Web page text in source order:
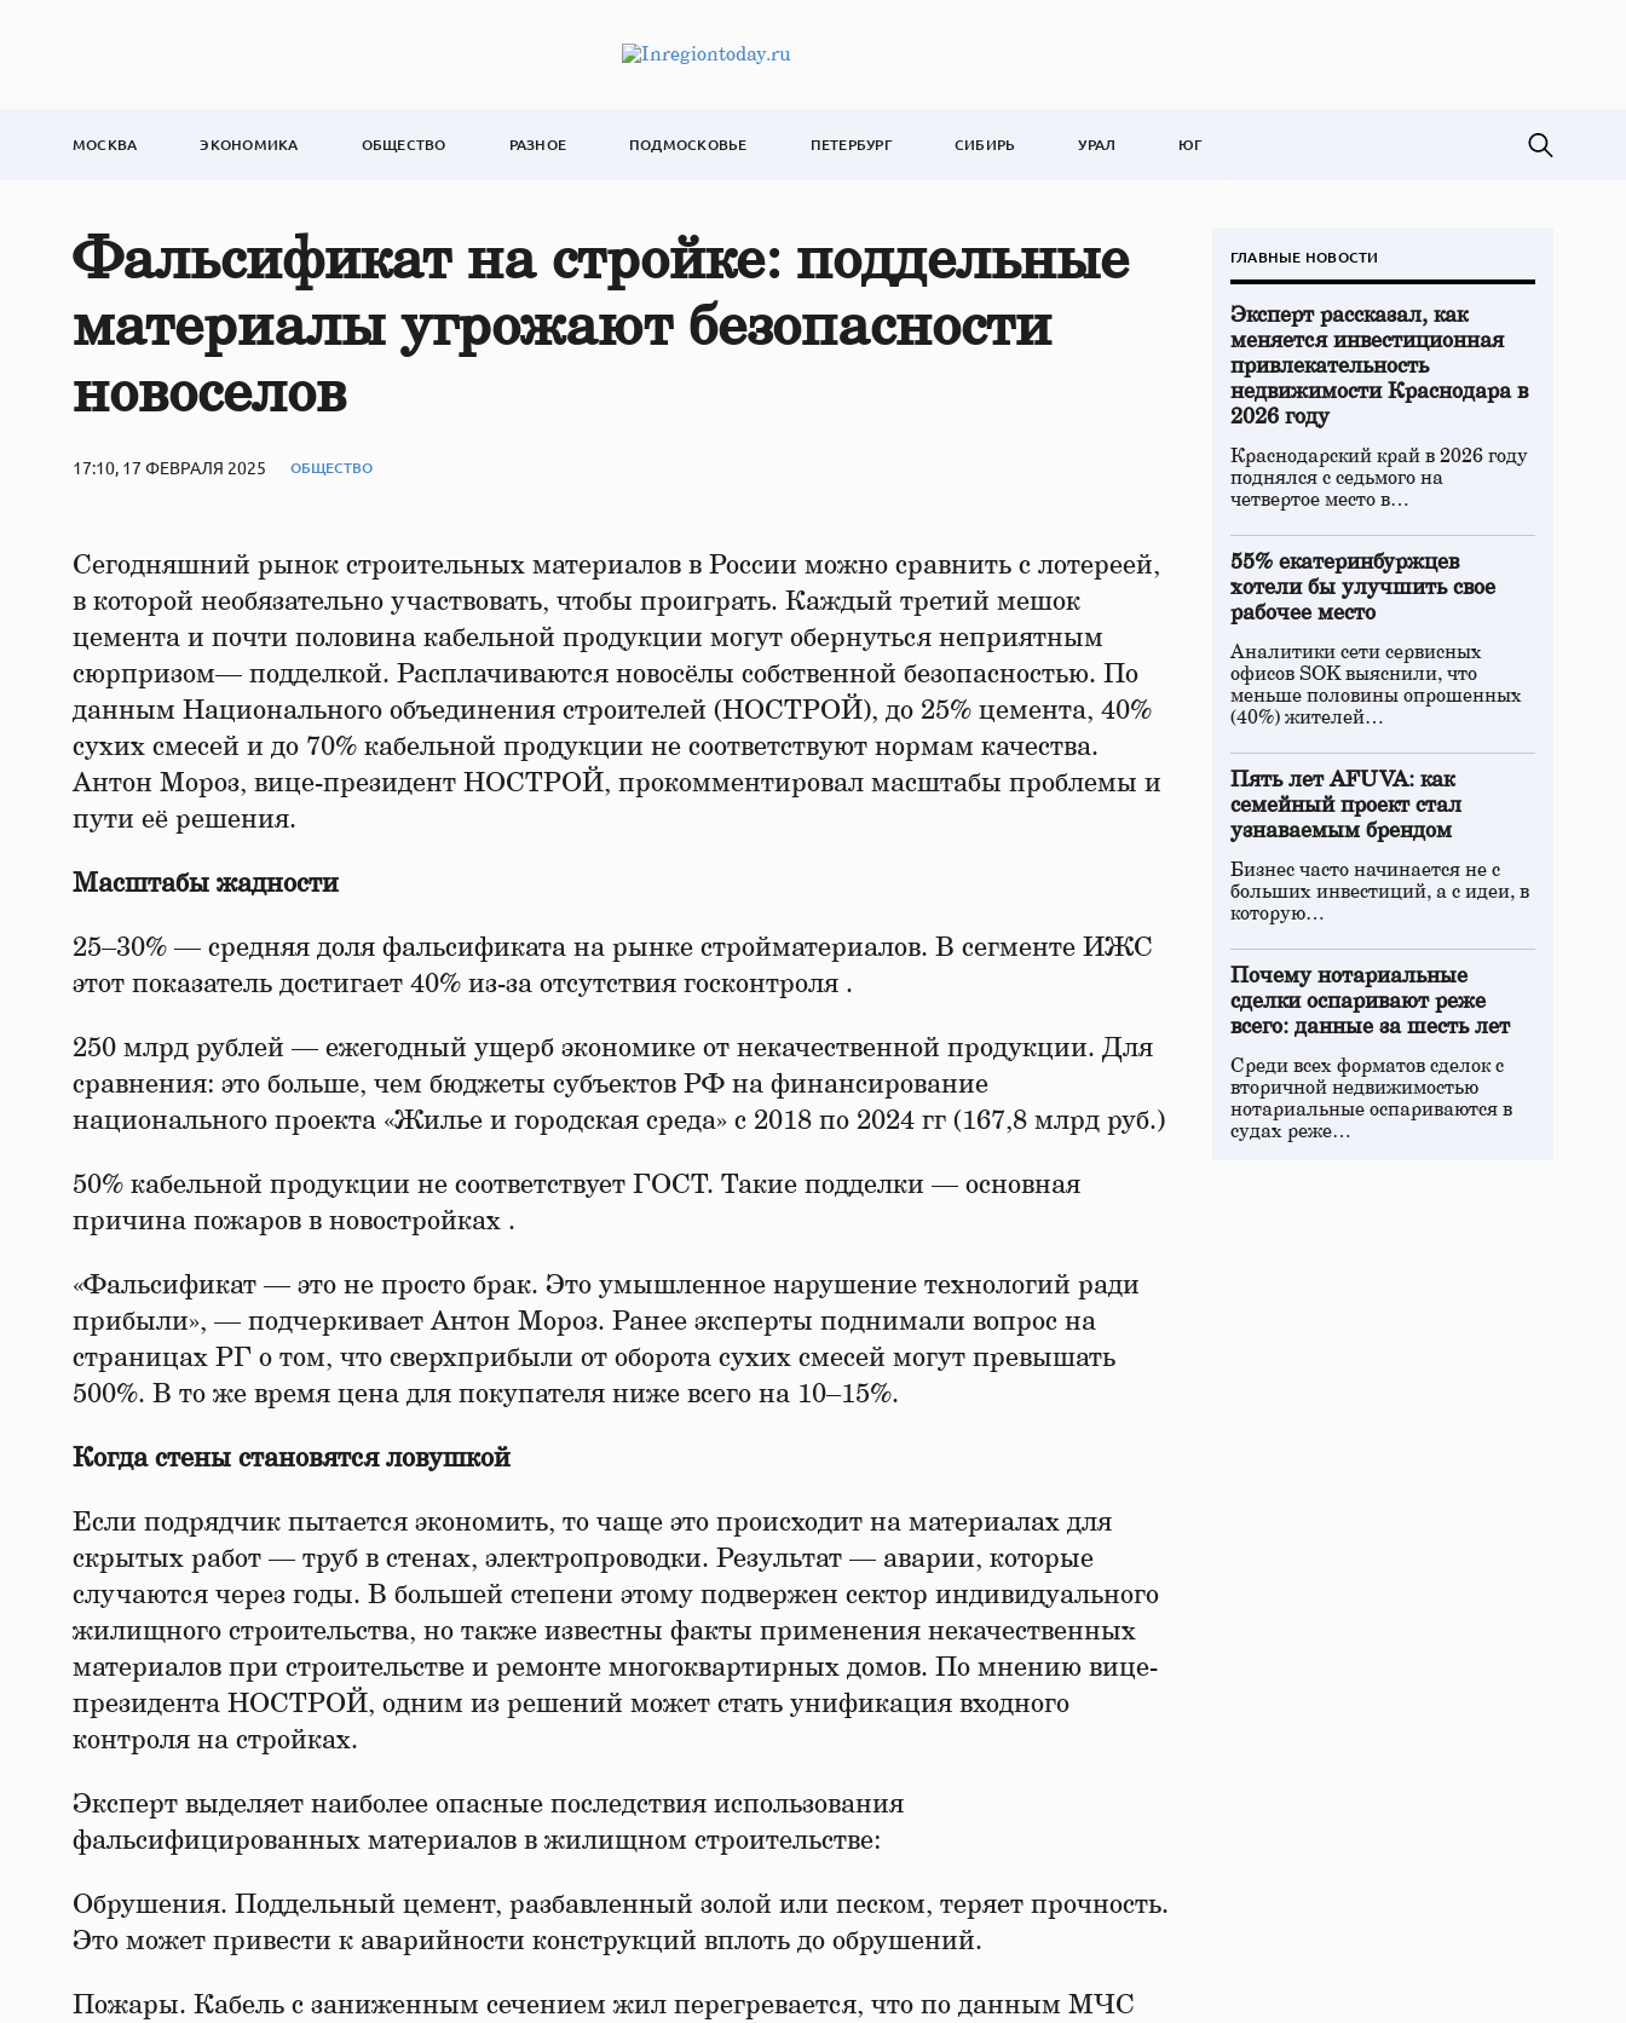
МОСКВА ЭКОНОМИКА ОБЩЕСТВО РАЗНОЕ ПОДМОСКОВЬЕ ПЕТЕРБУРГ СИБИРЬ УРАЛ ЮГ
Фальсификат на стройке: поддельные
материалы угрожают безопасности
новоселов
17:10, 17 ФЕВРАЛЯ 2025 ОБЩЕСТВО
Сегодняшний рынок строительных материалов в России можно сравнить с лотереей,
в которой необязательно участвовать, чтобы проиграть. Каждый третий мешок
цемента и почти половина кабельной продукции могут обернуться неприятным
сюрпризом— подделкой. Расплачиваются новосёлы собственной безопасностью. По
данным Национального объединения строителей (НОСТРОЙ), до 25% цемента, 40%
сухих смесей и до 70% кабельной продукции не соответствуют нормам качества.
Антон Мороз, вице-президент НОСТРОЙ, прокомментировал масштабы проблемы и
пути её решения.
Масштабы жадности
25–30% — средняя доля фальсификата на рынке стройматериалов. В сегменте ИЖС
этот показатель достигает 40% из-за отсутствия госконтроля .
250 млрд рублей — ежегодный ущерб экономике от некачественной продукции. Для
сравнения: это больше, чем бюджеты субъектов РФ на финансирование
национального проекта «Жилье и городская среда» с 2018 по 2024 гг (167,8 млрд руб.)
50% кабельной продукции не соответствует ГОСТ. Такие подделки — основная
причина пожаров в новостройках .
«Фальсификат — это не просто брак. Это умышленное нарушение технологий ради
прибыли», — подчеркивает Антон Мороз. Ранее эксперты поднимали вопрос на
страницах РГ о том, что сверхприбыли от оборота сухих смесей могут превышать
500%. В то же время цена для покупателя ниже всего на 10–15%.
Когда стены становятся ловушкой
Если подрядчик пытается экономить, то чаще это происходит на материалах для
скрытых работ — труб в стенах, электропроводки. Результат — аварии, которые
случаются через годы. В большей степени этому подвержен сектор индивидуального
жилищного строительства, но также известны факты применения некачественных
материалов при строительстве и ремонте многоквартирных домов. По мнению вице-
президента НОСТРОЙ, одним из решений может стать унификация входного
контроля на стройках.
Эксперт выделяет наиболее опасные последствия использования
фальсифицированных материалов в жилищном строительстве:
Обрушения. Поддельный цемент, разбавленный золой или песком, теряет прочность.
Это может привести к аварийности конструкций вплоть до обрушений.
Пожары. Кабель с заниженным сечением жил перегревается, что по данным МЧС
ГЛАВНЫЕ НОВОСТИ
Эксперт рассказал, как
меняется инвестиционная
привлекательность
недвижимости Краснодара в
2026 году
Краснодарский край в 2026 году
поднялся с седьмого на
четвертое место в…
55% екатеринбуржцев
хотели бы улучшить свое
рабочее место
Аналитики сети сервисных
офисов SOK выяснили, что
меньше половины опрошенных
(40%) жителей…
Пять лет AFUVA: как
семейный проект стал
узнаваемым брендом
Бизнес часто начинается не с
больших инвестиций, а с идеи, в
которую…
Почему нотариальные
сделки оспаривают реже
всего: данные за шесть лет
Среди всех форматов сделок с
вторичной недвижимостью
нотариальные оспариваются в
судах реже…